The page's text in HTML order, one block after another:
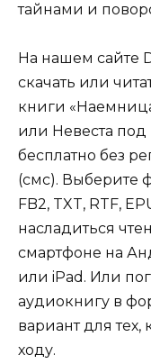
тайнами и
На нашем сайте
скачать или
книги
или Невеста
бесплатно без
(смс). Выберите
FB2, TXT, RTF,
насладиться
смартфоне на
или iPad. Или
аудиокнигу в
вариант для тех,
ходу.